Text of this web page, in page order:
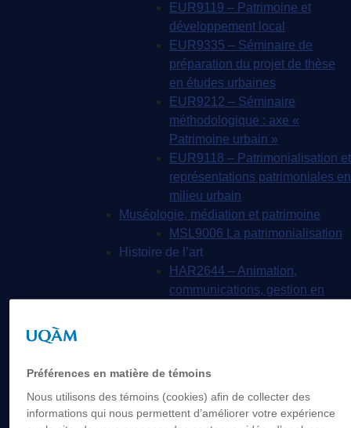
EUR9119 – Patrimoine et
développement local
EUR9335 – Séminaire de
préparation du projet de thèse
en études urbaines
EUR9212 – Séminaire
méthodologique : axe «
Patrimoine urbain »
EUR9118 – Patrimonialisation et
représentations patrimoniales en
milieu urbain
Muséologie, médiation et patrimoine
MSL9006 La patrimonialisation
Histoire de l’art
HAR2644 – Animation,
communications, gestion en
études touristiques
MDT8101 – Culture et tourisme
Préférences en matière de témoins
Nous utilisons des témoins (cookies) afin de collecter des
informations qui nous permettent d’améliorer votre expérience